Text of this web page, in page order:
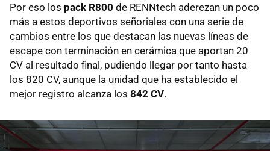
Por eso los pack R800 de RENNtech aderezan un poco
más a estos deportivos señoriales con una serie de
cambios entre los que destacan las nuevas líneas de
escape con terminación en cerámica que aportan 20
CV al resultado final, pudiendo llegar por tanto hasta
los 820 CV, aunque la unidad que ha establecido el
mejor registro alcanza los 842 CV.